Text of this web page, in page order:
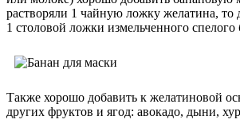
растворяли 1 чайную ложку желатина, то
1 столовой ложки измельченного спелого
Также хорошо добавить к желатиновой
других фруктов и ягод: авокадо, дыни,